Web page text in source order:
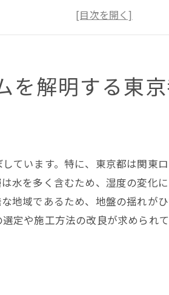
化とひび割れの関係性を探る
増加がひび割れを促進する理由
造の老朽化がひび割れを加速させ
ラとひび割れの関係東京都での
造物がひび割れに与える影響
化がひび割れの主要要因となる
と住宅のひび割れ事例を比較す
がインフラ整備に与えるコスト
が都市景観に与える美的影響
を解明する東
ています。特に、東京都は関東
水を多く含むため、湿度の変化
地域であるため、地盤の揺れが
定や施工方法の改良が求められ